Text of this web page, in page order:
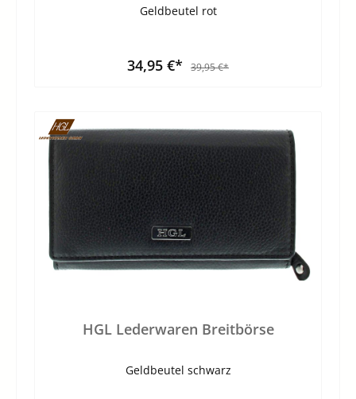
Geldbeutel rot
34,95 €* 39,95 €*
HGL Lederwaren Breitbörse
Geldbeutel schwarz